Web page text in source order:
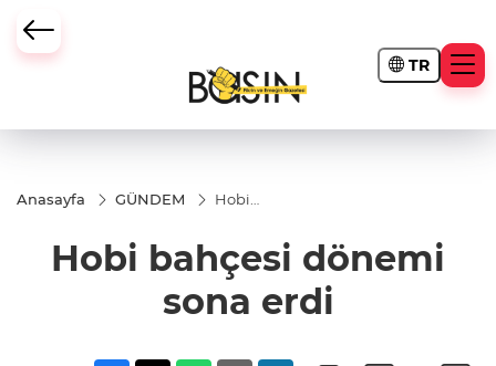
TR
Anasayfa GÜNDEM
Hobi
sona
erdi
Hobi bahçesi dönemi
sona erdi